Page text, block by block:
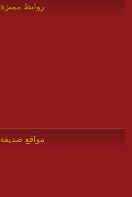
روابط مميزة
مواقع صديقة